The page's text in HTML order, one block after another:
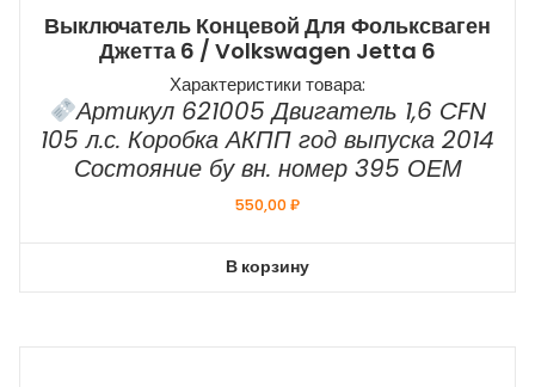
Выключатель Концевой Для Фольксваген
Джетта 6 / Volkswagen Jetta 6
Характеристики товара:
Артикул 621005 Двигатель 1,6 CFN
105 л.с. Коробка АКПП год выпуска 2014
Состояние бу вн. номер 395 ОЕМ
550,00₽
В корзину